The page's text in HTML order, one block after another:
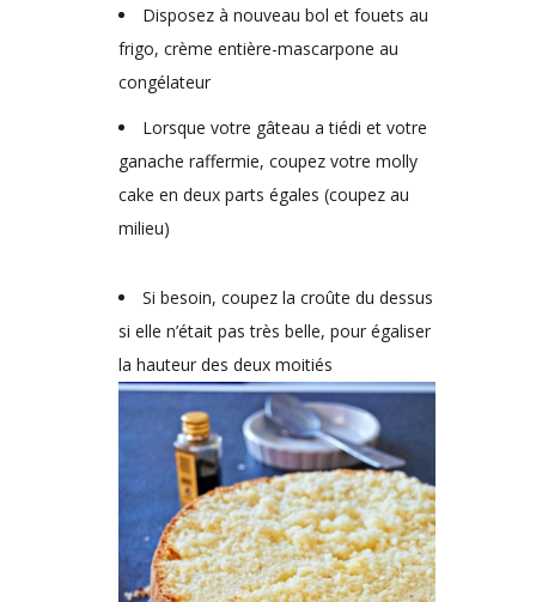
Disposez à nouveau bol et fouets au
frigo, crème entière-mascarpone au
congélateur
Lorsque votre gâteau a tiédi et votre
ganache raffermie, coupez votre molly
cake en deux parts égales (coupez au
milieu)
Si besoin, coupez la croûte du dessus
si elle n’était pas très belle, pour égaliser
la hauteur des deux moitiés